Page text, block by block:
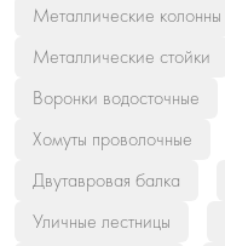
Металлические колонны
Металлические стойки
Воронки водосточные
Хомуты проволочные
Двутавровая балка
Уличные лестницы